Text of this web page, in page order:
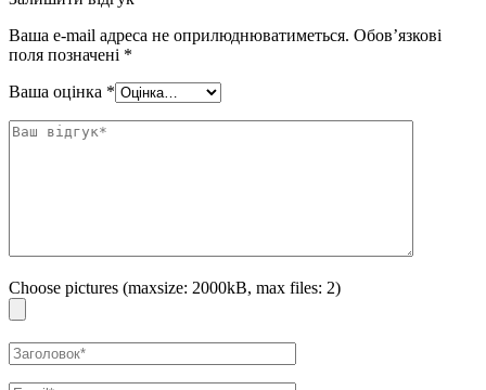
Нанесіть невелику кількість крему для шиї на очищену та суху шкіру
шиї й декольте. Розподіліть легкими рухами знизу вгору до повного
Neck Creamвранці та ввечері як завершальний етап догляду. У
застосування крему для шиї Dr.Melaxin Necksphalt ECM Ceramide Neck
Ваша e-mail адреса не оприлюднюватиметься. Обов’язкові
поля позначені *
Ваша оцінка *
Choose pictures (maxsize: 2000kB, max files: 2)